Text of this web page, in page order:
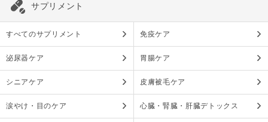
サプリメント
すべてのサプリメント 免疫ケア
泌尿器ケア 胃腸ケア
シニアケア 皮膚被毛ケア
涙やけ・目のケア 心臓・腎臓・肝臓デトックス